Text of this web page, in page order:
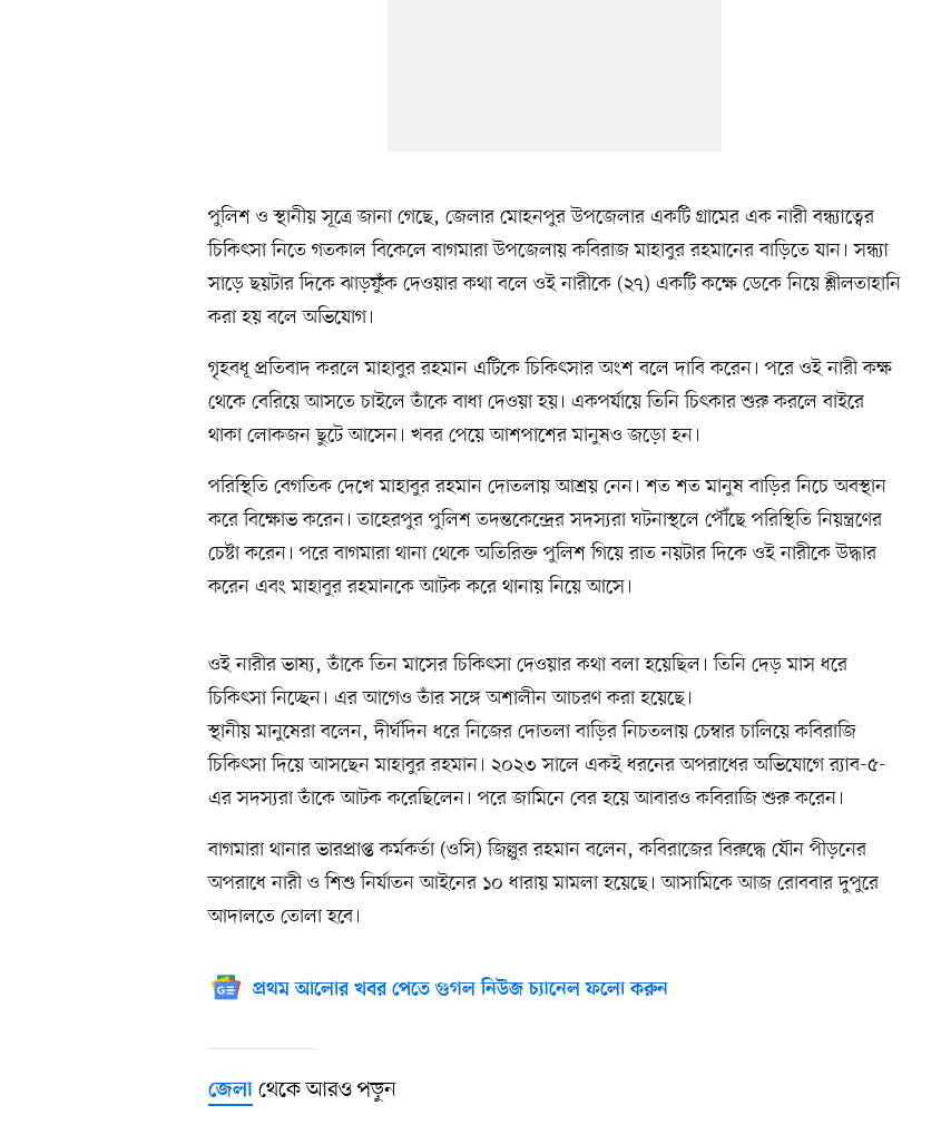
পুলিশ ও স্থানীয় সূত্রে জানা গেছে, জেলার মোহনপুর উপজেলার একটি গ্রামের এক নারী বন্ধ্যাত্বের
চিকিৎসা নিতে গতকাল বিকেলে বাগমারা উপজেলায় কবিরাজ মাহাবুর রহমানের বাড়িতে যান। সন্ধ্যা
সাড়ে ছয়টার দিকে ঝাড়ফুঁক দেওয়ার কথা বলে ওই নারীকে (২৭) একটি কক্ষে ডেকে নিয়ে শ্লীলতাহানি
করা হয় বলে অভিযোগ।
গৃহবধূ প্রতিবাদ করলে মাহাবুর রহমান এটিকে চিকিৎসার অংশ বলে দাবি করেন। পরে ওই নারী কক্ষ
থেকে বেরিয়ে আসতে চাইলে তাঁকে বাধা দেওয়া হয়। একপর্যায়ে তিনি চিৎকার শুরু করলে বাইরে
থাকা লোকজন ছুটে আসেন। খবর পেয়ে আশপাশের মানুষও জড়ো হন।
পরিস্থিতি বেগতিক দেখে মাহাবুর রহমান দোতলায় আশ্রয় নেন। শত শত মানুষ বাড়ির নিচে অবস্থান
করে বিক্ষোভ করেন। তাহেরপুর পুলিশ তদন্তকেন্দ্রের সদস্যরা ঘটনাস্থলে পৌঁছে পরিস্থিতি নিয়ন্ত্রণের
চেষ্টা করেন। পরে বাগমারা থানা থেকে অতিরিক্ত পুলিশ গিয়ে রাত নয়টার দিকে ওই নারীকে উদ্ধার
করেন এবং মাহাবুর রহমানকে আটক করে থানায় নিয়ে আসে।
ওই নারীর ভাষ্য, তাঁকে তিন মাসের চিকিৎসা দেওয়ার কথা বলা হয়েছিল। তিনি দেড় মাস ধরে
চিকিৎসা নিচ্ছেন। এর আগেও তাঁর সঙ্গে অশালীন আচরণ করা হয়েছে।
স্থানীয় মানুষেরা বলেন, দীর্ঘদিন ধরে নিজের দোতলা বাড়ির নিচতলায় চেম্বার চালিয়ে কবিরাজি
চিকিৎসা দিয়ে আসছেন মাহাবুর রহমান। ২০২৩ সালে একই ধরনের অপরাধের অভিযোগে র‍্যাব-৫-
এর সদস্যরা তাঁকে আটক করেছিলেন। পরে জামিনে বের হয়ে আবারও কবিরাজি শুরু করেন।
বাগমারা থানার ভারপ্রাপ্ত কর্মকর্তা (ওসি) জিল্লুর রহমান বলেন, কবিরাজের বিরুদ্ধে যৌন পীড়নের
অপরাধে নারী ও শিশু নির্যাতন আইনের ১০ ধারায় মামলা হয়েছে। আসামিকে আজ রোববার দুপুরে
আদালতে তোলা হবে।
প্রথম আলোর খবর পেতে গুগল নিউজ চ্যানেল ফলো করুন
জেলা থেকে আরও পড়ুন